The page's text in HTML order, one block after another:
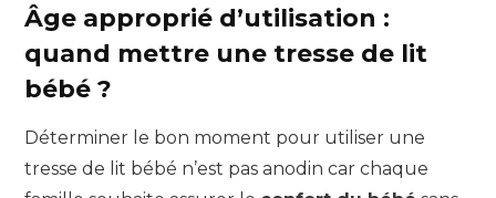
Âge approprié d’utilisation :
quand mettre une tresse de lit
bébé ?
Déterminer le bon moment pour utiliser une
tresse de lit bébé n’est pas anodin car chaque